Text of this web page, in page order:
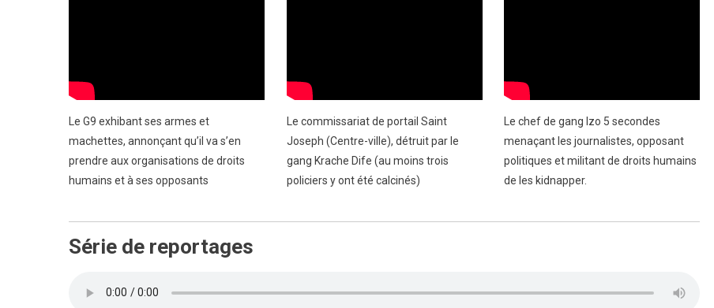
Le G9 exhibant ses armes et
machettes, annonçant qu’il va s’en
prendre aux organisations de droits
humains et à ses opposants
Le commissariat de portail Saint
Joseph (Centre-ville), détruit par le
gang Krache Dife (au moins trois
policiers y ont été calcinés)
Le chef de gang Izo 5 secondes
menaçant les journalistes, opposant
politiques et militant de droits humains
de les kidnapper.
Série de reportages